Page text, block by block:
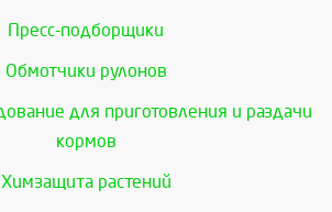
Пресс-подборщики
Обмотчики рулонов
для приготовления и раздачи
кормов
Химзащита растений